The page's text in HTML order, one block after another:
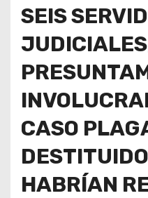
SEIS
CASO
HABRÍAN